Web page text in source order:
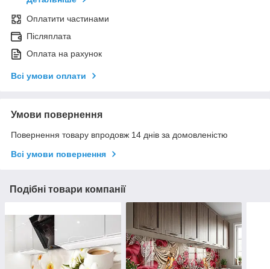
Оплатити частинами
Післяплата
Оплата на рахунок
Всі умови оплати
Умови повернення
Повернення товару впродовж 14 днів за домовленістю
Всі умови повернення
Подібні товари компанії